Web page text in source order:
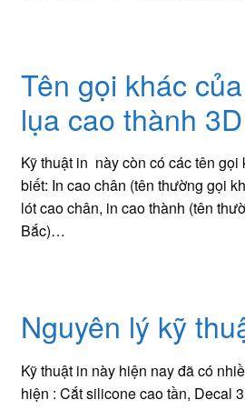
Tên gọi khác
lụa cao thành 3D
Kỹ thuật in này còn có các tên gọi
biết: In cao chân (tên thường gọi
lót cao chân, in cao thành (tên
Bắc)…
Nguyên lý kỹ
Kỹ thuật in này hiện nay đã có
hiện : Cắt silicone cao tần, Decal